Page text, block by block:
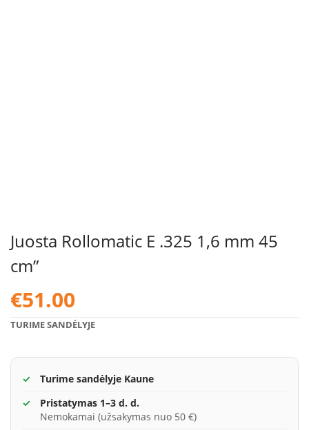
Juosta Rollomatic E .325 1,6 mm 45
cm”
€51.00
TURIME SANDĖLYJE
Turime sandėlyje Kaune
Pristatymas 1–3 d. d.
Nemokamai (užsakymas nuo 50 €)